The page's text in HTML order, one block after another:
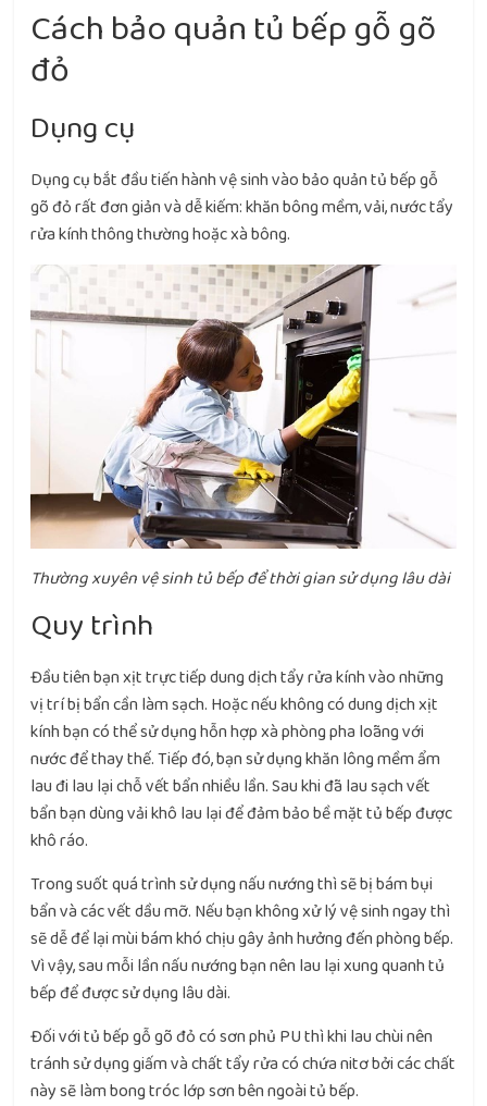
Cách bảo quản tủ bếp gỗ gõ
đỏ
Dụng cụ
Dụng cụ bắt đầu tiến hành vệ sinh vào bảo quản tủ bếp gỗ
gõ đỏ rất đơn giản và dễ kiếm: khăn bông mềm, vải, nước tẩy
rửa kính thông thường hoặc xà bông.
Thường xuyên vệ sinh tủ bếp để thời gian sử dụng lâu dài
Quy trình
Đầu tiên bạn xịt trực tiếp dung dịch tẩy rửa kính vào những
vị trí bị bẩn cần làm sạch. Hoặc nếu không có dung dịch xịt
kính bạn có thể sử dụng hỗn hợp xà phòng pha loãng với
nước để thay thế. Tiếp đó, bạn sử dụng khăn lông mềm ẩm
lau đi lau lại chỗ vết bẩn nhiều lần. Sau khi đã lau sạch vết
bẩn bạn dùng vải khô lau lại để đảm bảo bề mặt tủ bếp được
khô ráo.
Trong suốt quá trình sử dụng nấu nướng thì sẽ bị bám bụi
bẩn và các vết dầu mỡ. Nếu bạn không xử lý vệ sinh ngay thì
sẽ dễ để lại mùi bám khó chịu gây ảnh hưởng đến phòng bếp.
Vì vậy, sau mỗi lần nấu nướng bạn nên lau lại xung quanh tủ
bếp để được sử dụng lâu dài.
Đối với tủ bếp gỗ gõ đỏ có sơn phủ PU thì khi lau chùi nên
tránh sử dụng giấm và chất tẩy rửa có chứa nitơ bởi các chất
này sẽ làm bong tróc lớp sơn bên ngoài tủ bếp.